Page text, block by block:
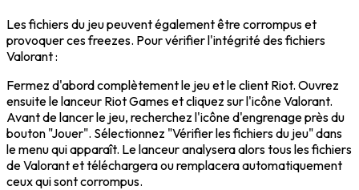
Les fichiers du jeu peuvent également être corrompus et
provoquer ces freezes. Pour vérifier l'intégrité des fichiers
Valorant :
Fermez d'abord complètement le jeu et le client Riot. Ouvrez
ensuite le lanceur Riot Games et cliquez sur l'icône Valorant.
Avant de lancer le jeu, recherchez l'icône d'engrenage près du
bouton "Jouer". Sélectionnez "Vérifier les fichiers du jeu" dans
le menu qui apparaît. Le lanceur analysera alors tous les fichiers
de Valorant et téléchargera ou remplacera automatiquement
ceux qui sont corrompus.